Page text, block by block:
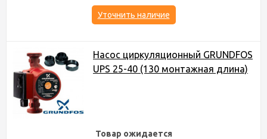
Уточнить наличие
Насос циркуляционный GRUNDFOS
UPS 25-40 (130 монтажная длина)
Товар ожидается